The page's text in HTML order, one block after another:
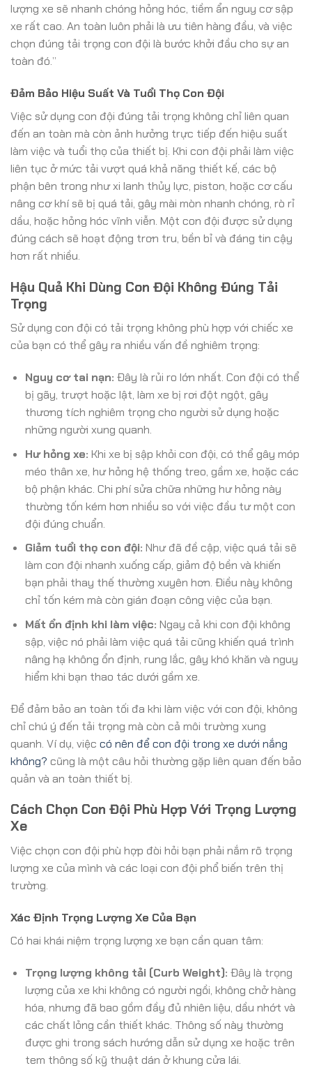
lượng xe sẽ nhanh chóng hỏng hóc, tiềm ẩn nguy cơ sập
xe rất cao. An toàn luôn phải là ưu tiên hàng đầu, và việc
chọn đúng tải trọng con đội là bước khởi đầu cho sự an
toàn đó.”
Đảm Bảo Hiệu Suất Và Tuổi Thọ Con Đội
Việc sử dụng con đội đúng tải trọng không chỉ liên quan
đến an toàn mà còn ảnh hưởng trực tiếp đến hiệu suất
làm việc và tuổi thọ của thiết bị. Khi con đội phải làm việc
liên tục ở mức tải vượt quá khả năng thiết kế, các bộ
phận bên trong như xi lanh thủy lực, piston, hoặc cơ cấu
nâng cơ khí sẽ bị quá tải, gây mài mòn nhanh chóng, rò rỉ
dầu, hoặc hỏng hóc vĩnh viễn. Một con đội được sử dụng
đúng cách sẽ hoạt động trơn tru, bền bỉ và đáng tin cậy
hơn rất nhiều.
Hậu Quả Khi Dùng Con Đội Không Đúng Tải
Trọng
Sử dụng con đội có tải trọng không phù hợp với chiếc xe
của bạn có thể gây ra nhiều vấn đề nghiêm trọng:
Nguy cơ tai nạn: Đây là rủi ro lớn nhất. Con đội có thể
bị gãy, trượt hoặc lật, làm xe bị rơi đột ngột, gây
thương tích nghiêm trọng cho người sử dụng hoặc
những người xung quanh.
Hư hỏng xe: Khi xe bị sập khỏi con đội, có thể gây móp
méo thân xe, hư hỏng hệ thống treo, gầm xe, hoặc các
bộ phận khác. Chi phí sửa chữa những hư hỏng này
thường tốn kém hơn nhiều so với việc đầu tư một con
đội đúng chuẩn.
Giảm tuổi thọ con đội: Như đã đề cập, việc quá tải sẽ
làm con đội nhanh xuống cấp, giảm độ bền và khiến
bạn phải thay thế thường xuyên hơn. Điều này không
chỉ tốn kém mà còn gián đoạn công việc của bạn.
Mất ổn định khi làm việc: Ngay cả khi con đội không
sập, việc nó phải làm việc quá tải cũng khiến quá trình
nâng hạ không ổn định, rung lắc, gây khó khăn và nguy
hiểm khi bạn thao tác dưới gầm xe.
Để đảm bảo an toàn tối đa khi làm việc với con đội, không
chỉ chú ý đến tải trọng mà còn cả môi trường xung
quanh. Ví dụ, việc có nên để con đội trong xe dưới nắng
không? cũng là một câu hỏi thường gặp liên quan đến bảo
quản và an toàn thiết bị.
Cách Chọn Con Đội Phù Hợp Với Trọng Lượng
Xe
Việc chọn con đội phù hợp đòi hỏi bạn phải nắm rõ trọng
lượng xe của mình và các loại con đội phổ biến trên thị
trường.
Xác Định Trọng Lượng Xe Của Bạn
Có hai khái niệm trọng lượng xe bạn cần quan tâm:
Trọng lượng không tải (Curb Weight): Đây là trọng
lượng của xe khi không có người ngồi, không chở hàng
hóa, nhưng đã bao gồm đầy đủ nhiên liệu, dầu nhớt và
các chất lỏng cần thiết khác. Thông số này thường
được ghi trong sách hướng dẫn sử dụng xe hoặc trên
tem thông số kỹ thuật dán ở khung cửa lái.